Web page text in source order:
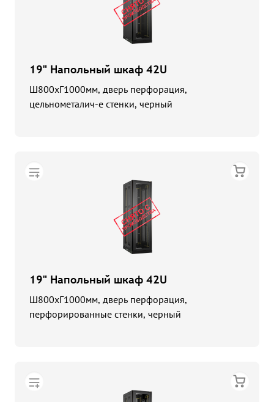
19" Напольный шкаф 42U
Ш800хГ1000мм, дверь перфорация,
цельнометалич-е стенки, черный
19" Напольный шкаф 42U
Ш800хГ1000мм, дверь перфорация,
перфорированные стенки, черный